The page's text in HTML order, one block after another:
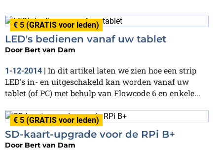
€ 5 (GRATIS voor leden)
LED's bedienen vanaf uw tablet
Door Bert van Dam
1-12-2014 | In dit artikel laten we zien hoe een strip
LED's in- en uitgeschakeld kan worden vanaf uw
tablet (of PC) met behulp van Flowcode 6 en enkele...
€ 5 (GRATIS voor leden)
SD-kaart-upgrade voor de RPi B+
Door Bert van Dam